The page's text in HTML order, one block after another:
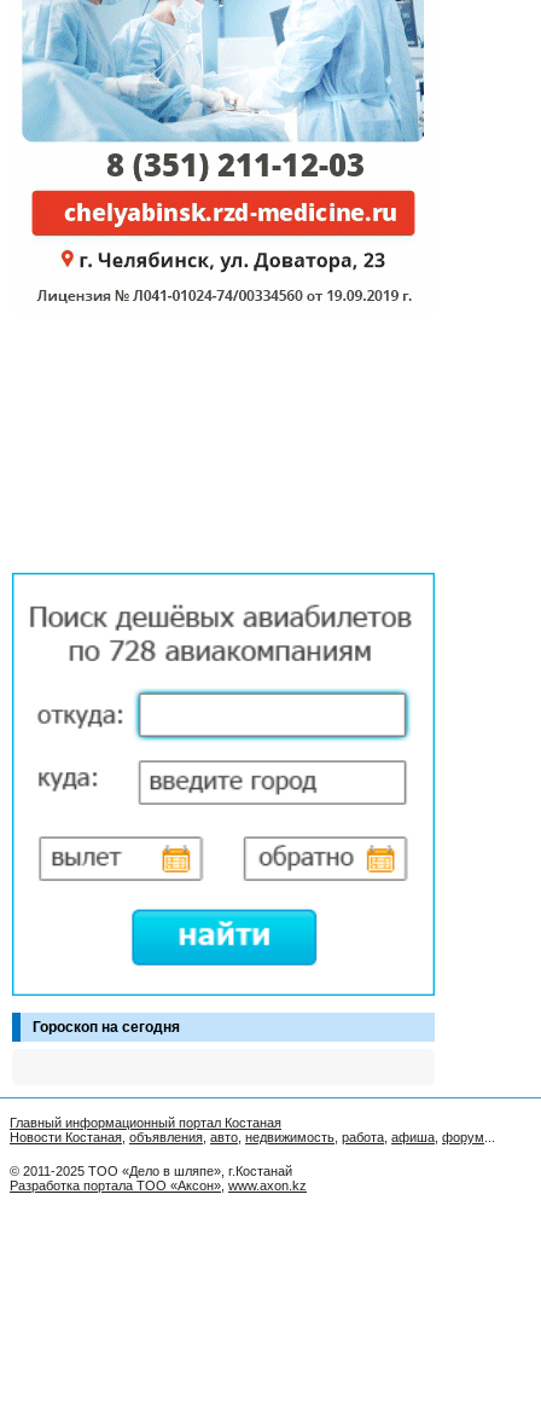
Гороскоп на сегодня
Главный информационный портал Костаная
Новости Костаная объявления авто недвижимость работа афиша форум
© 2011-2025 ТОО «Дело в шляпе», г.Костанай
Разработка портала ТОО «Аксон» www.axon.kz